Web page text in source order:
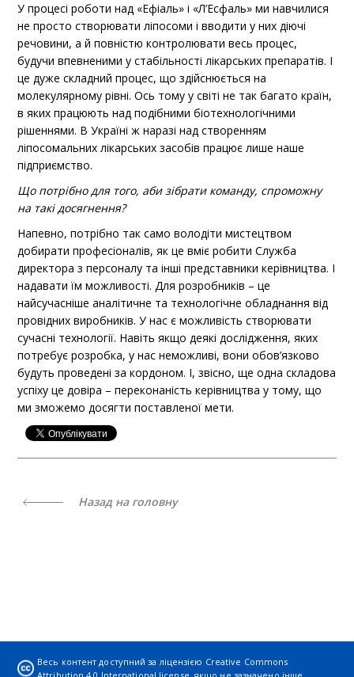
У процесі роботи над «Ефіаль» і «Л’Есфаль» ми навчилися
не просто створювати ліпосоми і вводити у них діючі
речовини, а й повністю контролювати весь процес,
будучи впевненими у стабільності лікарських препаратів. І
це дуже складний процес, що здійснюється на
молекулярному рівні. Ось тому у світі не так багато країн,
в яких працюють над подібними біотехнологічними
рішеннями. В Україні ж наразі над створенням
ліпосомальних лікарських засобів працює лише наше
підприємство.
Що потрібно для того, аби зібрати команду, спроможну
на такі досягнення?
Напевно, потрібно так само володіти мистецтвом
добирати професіоналів, як це вміє робити Служба
директора з персоналу та інші представники керівництва. І
надавати їм можливості. Для розробників – це
найсучасніше аналітичне та технологічне обладнання від
провідних виробників. У нас є можливість створювати
сучасні технології. Навіть якщо деякі дослідження, яких
потребує розробка, у нас неможливі, вони обов’язково
будуть проведені за кордоном. І, звісно, ще одна складова
успіху це довіра – переконаність керівництва у тому, що
ми зможемо досягти поставленої мети.
Назад на головну
Весь контент доступний за ліцензією Creative Commons